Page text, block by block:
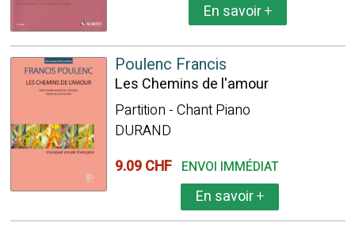
En savoir+
Poulenc Francis
Les Chemins de l'amour
Partition - Chant Piano
DURAND
9.09 CHF ENVOI IMMÉDIAT
En savoir+